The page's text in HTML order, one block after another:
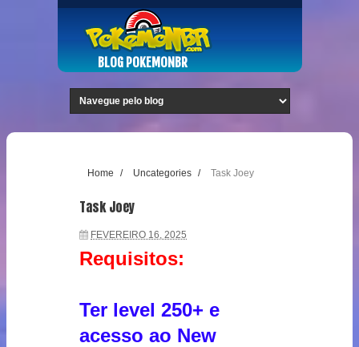
BLOG POKEMONBR
Home / Uncategories / Task Joey
Task Joey
FEVEREIRO 16, 2025
Requisitos:
Ter level 250+ e
acesso ao New